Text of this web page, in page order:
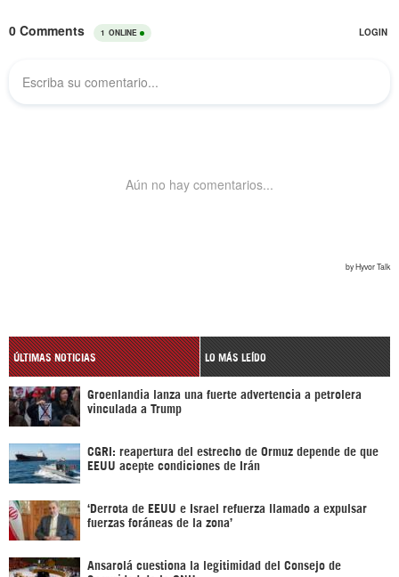
ÚLTIMAS NOTICIAS LO MÁS LEÍDO
Groenlandia lanza una fuerte advertencia a petrolera
vinculada a Trump
CGRI: reapertura del estrecho de Ormuz depende de que
EEUU acepte condiciones de Irán
‘Derrota de EEUU e Israel refuerza llamado a expulsar
fuerzas foráneas de la zona’
Ansarolá cuestiona la legitimidad del Consejo de